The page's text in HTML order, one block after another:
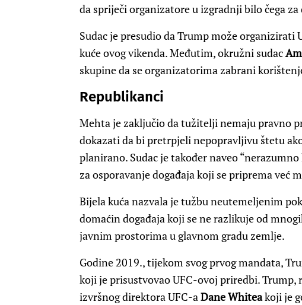
da spriječi organizatore u izgradnji bilo čega
Sudac je presudio da Trump može
kuće ovog vikenda. Međutim, okružni sudac
skupine da se organizatorima zabrani
Republikanci
Mehta je zaključio da tužitelji nemaju pravno
dokazati da bi pretrpjeli nepopravljivu štetu
planirano. Sudac je također naveo
za osporavanje događaja koji se priprema već
Bijela kuća nazvala je tužbu neutemeljenim
domaćin događaja koji se ne razlikuje od
javnim prostorima u glavnom gradu zemlje.
Godine 2019., tijekom svog prvog mandata,
koji je prisustvovao UFC-ovoj priredbi.
izvršnog direktora UFC-aDane Whiteakoji je